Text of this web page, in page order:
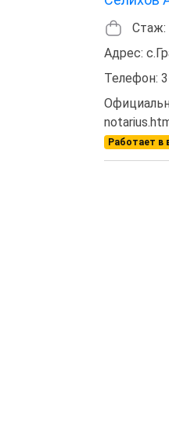
Стаж:
Адрес:
Телефон:
Работает в